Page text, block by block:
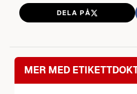
DELA PÅ
MER MED